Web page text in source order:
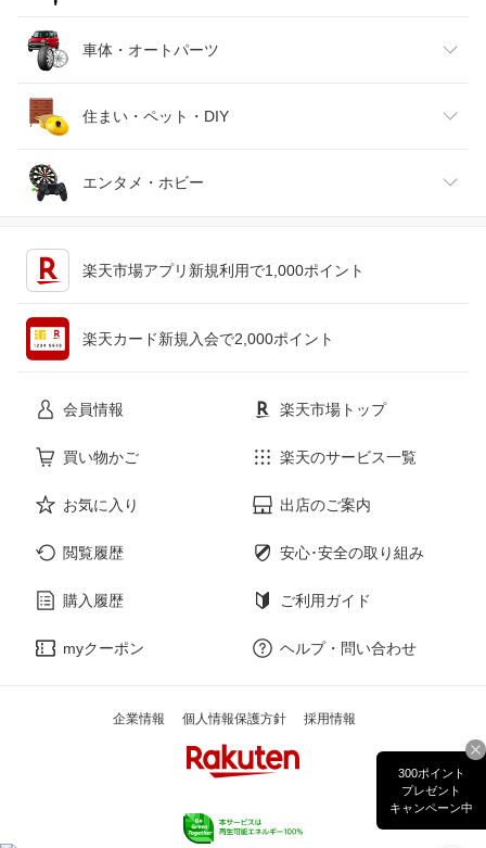
300ポイント
プレゼント
キャンペーン中
靴
腕時計
ジュエリー・アクセサリー
日本酒・焼酎
TV・オーディオ・カメラ
スマートフォン・タブレット
パソコン・周辺機器
スポーツ・アウトドア
ゴルフ
車体・オートパーツ
車用品・バイク用品
車・バイク
住まい・ペット・DIY
インテリア・寝具・収納
サービス・リフォーム
エンタメ・ホビー
楽器・音響機器
本・雑誌・コミック
楽天市場アプリ新規利用で1,000ポイント
楽天カード新規入会で2,000ポイント
会員情報 楽天市場トップ
買い物かご 楽天のサービス一覧
お気に入り 出店のご案内
閲覧履歴 安心･安全の取り組み
購入履歴 ご利用ガイド
myクーポン ヘルプ・問い合わせ
企業情報 個人情報保護方針 採用情報